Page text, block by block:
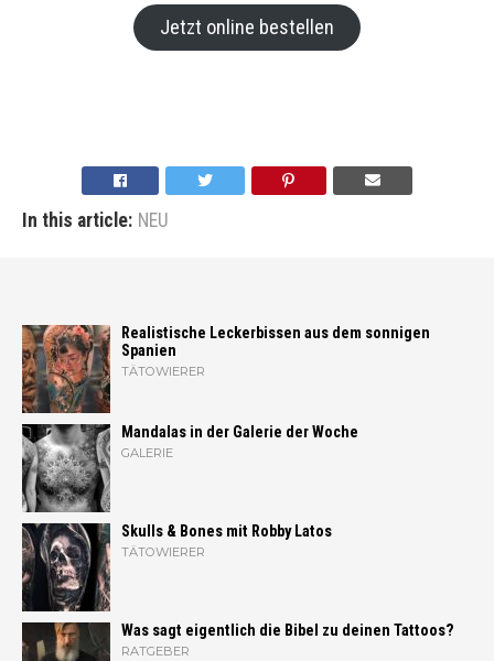
Jetzt online bestellen
In this article: NEU
Realistische Leckerbissen aus dem sonnigen
Spanien
TÄTOWIERER
Mandalas in der Galerie der Woche
GALERIE
Skulls & Bones mit Robby Latos
TÄTOWIERER
Was sagt eigentlich die Bibel zu deinen Tattoos?
RATGEBER